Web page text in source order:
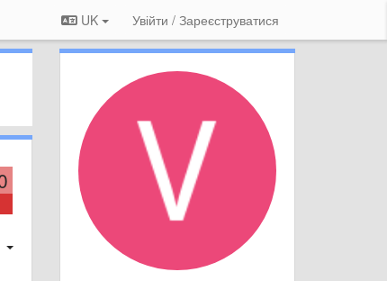
UK Увійти / Зареєструватися